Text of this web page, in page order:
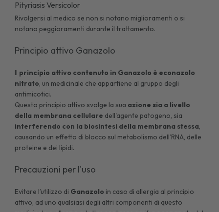
Pityriasis Versicolor
Rivolgersi al medico se non si notano miglioramenti o si
notano peggioramenti durante il trattamento.
Principio attivo Ganazolo
Il principio attivo contenuto in Ganazolo è econazolo
nitrato, un medicinale che appartiene al gruppo degli
antimicotici.
Questo principio attivo svolge la sua azione sia a livello
della membrana cellulare dell'agente patogeno, sia
interferendo con la biosintesi della membrana stessa,
causando un effetto di blocco sul metabolismo dell’RNA, delle
proteine e dei lipidi.
Precauzioni per l'uso
Evitare l’utilizzo di Ganazolo in caso di allergia al principio
attivo, ad uno qualsiasi degli altri componenti di questo